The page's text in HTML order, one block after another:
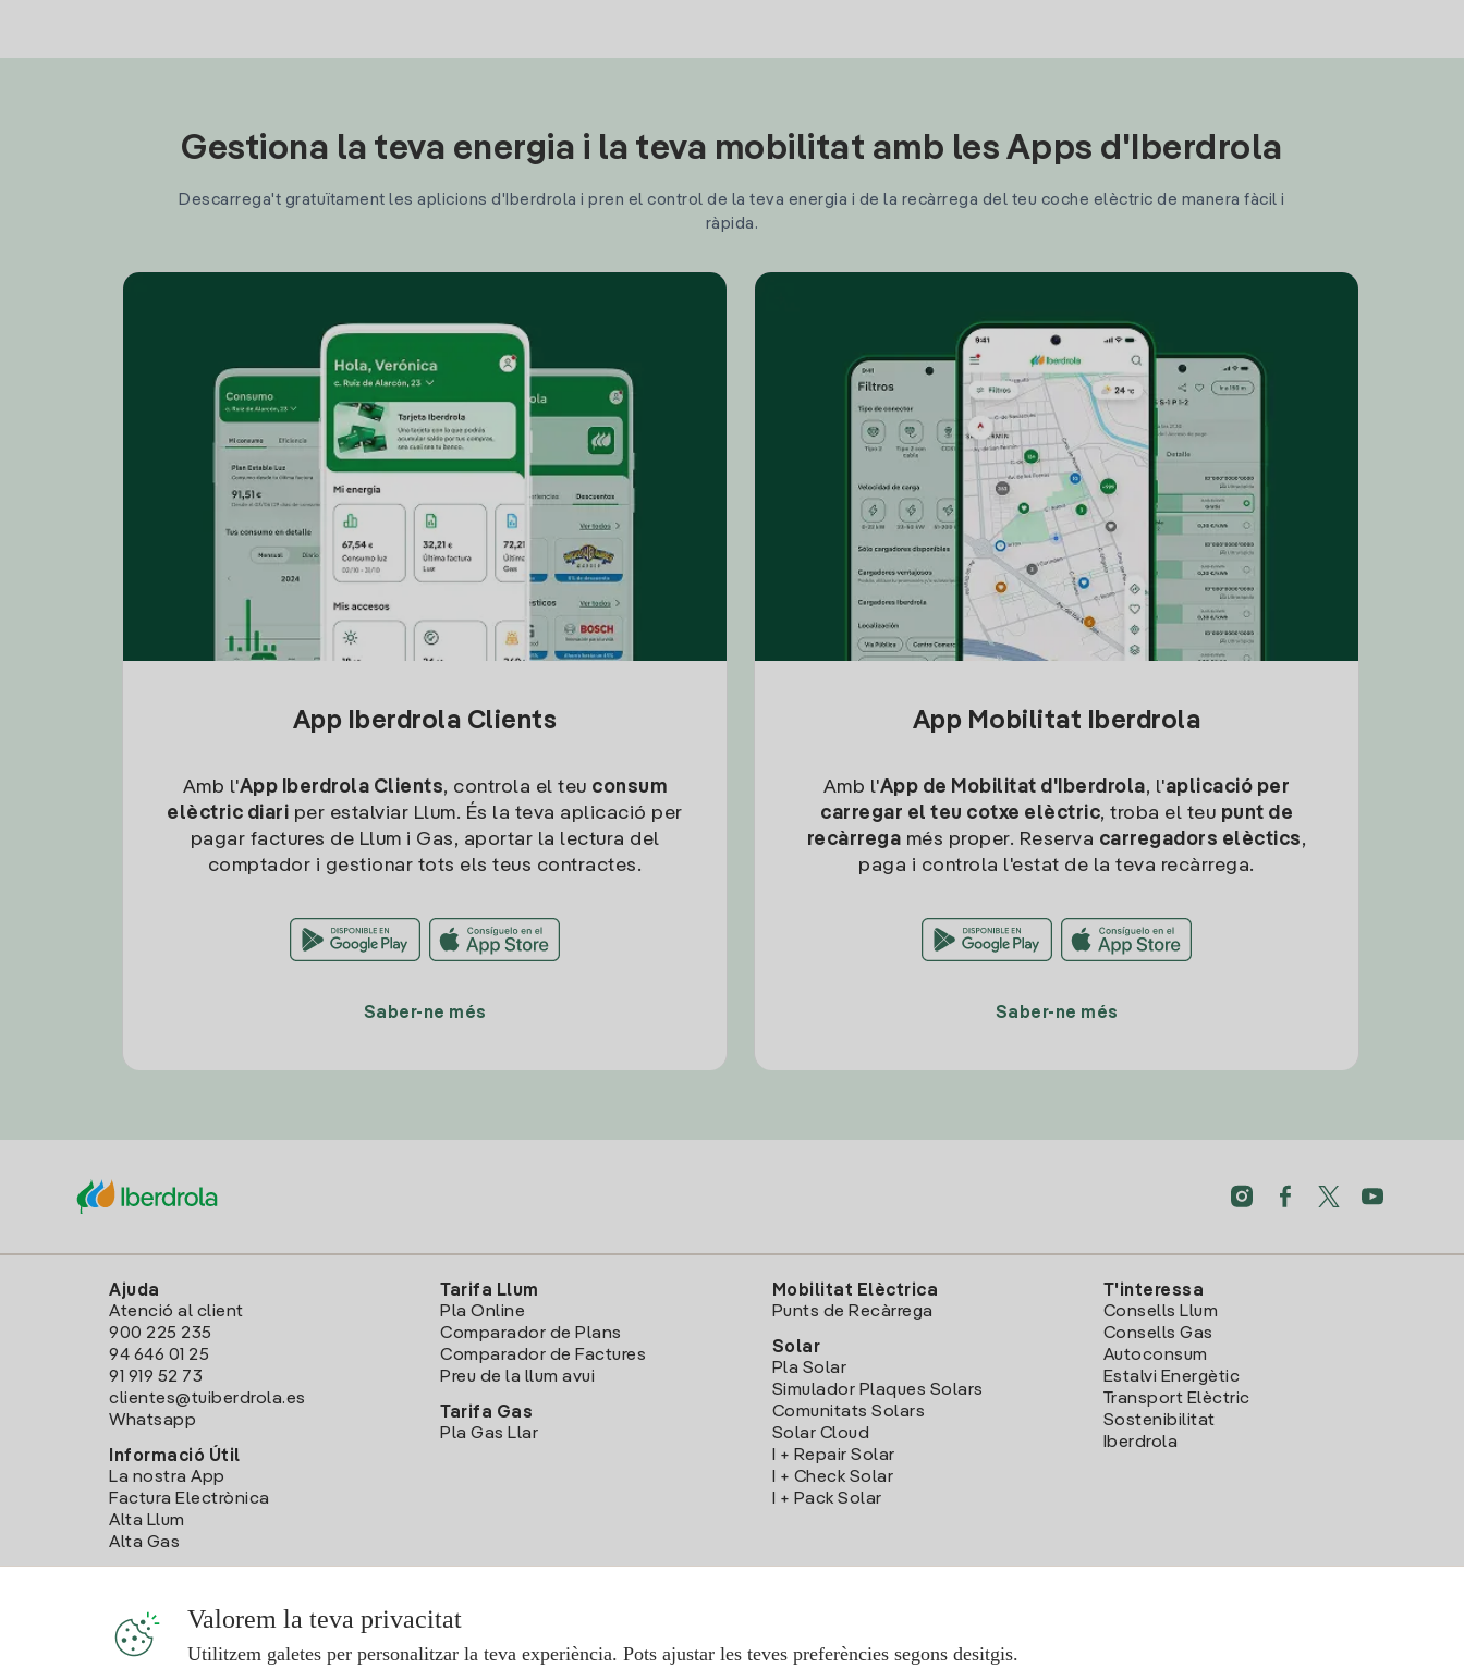
Gestiona la teva energia i la teva mobilitat amb les Apps d'Iberdrola
Descarrega't gratuïtament les aplicions d'Iberdrola i pren el control de la teva energia i de la recàrrega del teu coche elèctric de manera fàcil i
ràpida.
App Iberdrola Clients
Amb l'App Iberdrola Clients, controla el teu consum
elèctric diari per estalviar Llum. És la teva aplicació per
pagar factures de Llum i Gas, aportar la lectura del
comptador i gestionar tots els teus contractes.
Saber-ne més
App Mobilitat Iberdrola
Amb l'App de Mobilitat d'Iberdrola, l'aplicació per
carregar el teu cotxe elèctric, troba el teu punt de
recàrrega més proper. Reserva carregadors elèctics,
paga i controla l'estat de la teva recàrrega.
Saber-ne més
Ajuda
Atenció al client
900 225 235
94 646 01 25
91 919 52 73
clientes@tuiberdrola.es
Whatsapp
Informació Útil
La nostra App
Factura Electrònica
Alta Llum
Alta Gas
Tarifa Llum
Pla Online
Comparador de Plans
Comparador de Factures
Preu de la llum avui
Tarifa Gas
Pla Gas Llar
Mobilitat Elèctrica
Punts de Recàrrega
Solar
Pla Solar
Simulador Plaques Solars
Comunitats Solars
Solar Cloud
I + Repair Solar
I + Check Solar
I + Pack Solar
T'interessa
Consells Llum
Consells Gas
Autoconsum
Estalvi Energètic
Transport Elèctric
Sostenibilitat
Iberdrola
Valorem la teva privacitat
Utilitzem galetes per personalitzar la teva experiència. Pots ajustar les teves preferències segons desitgis.